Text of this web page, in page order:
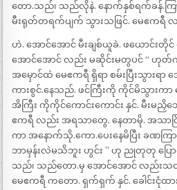
တော.သည်၊ သည်လိုနဲ. နောက်နှစ်ရက်ခန်.ကြ
မီးရုတ်တရက်ပျက် သွားသဖြင်. မေဧကရီ လ
ဟဲ. အောင်အောင် မီးချစ်ယူခဲ. ဖယောင်းတို
အောင်အောင် လည်း မဆိုင်းမတွပင် “ ဟုတ်ကဲ.
အမှောင်ထဲ မေဧကရီ ရှိရာ စမ်းပြီးသွားရ
ကားစွင်.နေသည်. ဖင်ကြီးကို ကိုင်မိသွားက
အိကြီး ကိုကိုင်ကောင်းကောင်း နှင်. မီးမ
ဧကရီ လည်း အရသာတွေ. နေတာမို. အသာငြိ
ကာ အနောက်သို.ကော.ပေးနေမိပြီး ခဏက
ဘာမှန်းလဲမသိဘူး ဟွင်း ” ဟု ညုတုတု ပြေ
သည်၊ သည်တော.မှ အောင်အောင် လည်း
မေဧကရီ ကတော. ရှက်ရှက် နှင်. ခေါင်းငုံထာ